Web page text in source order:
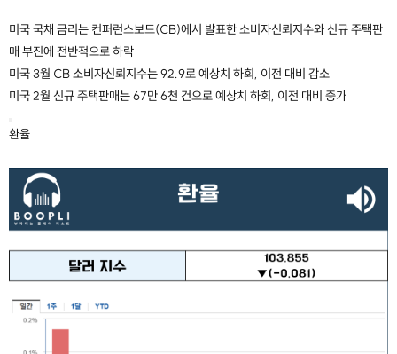
미국 국채 금리는 컨퍼런스보드(CB)에서 발표한 소비자신뢰지수와 신규 주택판
매 부진에 전반적으로 하락
미국 3월 CB 소비자신뢰지수는 92.9로 예상치 하회, 이전 대비 감소
미국 2월 신규 주택판매는 67만 6천 건으로 예상치 하회, 이전 대비 증가
환율